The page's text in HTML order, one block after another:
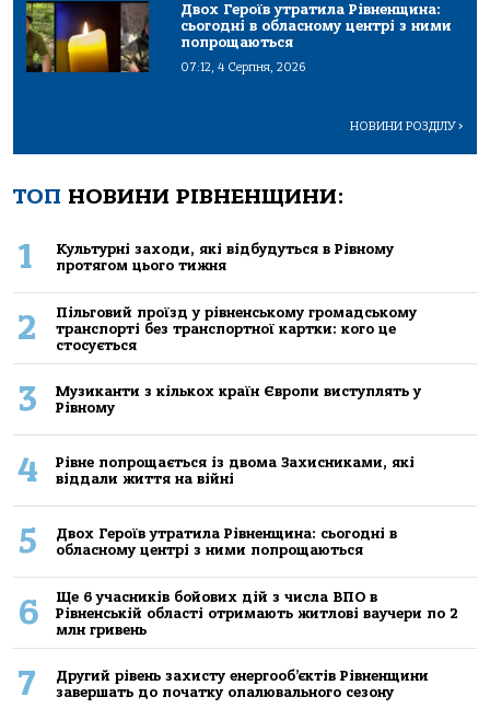
Двох Героїв утратила Рівненщина:
сьогодні в обласному центрі з ними
попрощаються
07:12, 4 Серпня, 2026
НОВИНИ РОЗДІЛУ>
ТОП НОВИНИ РІВНЕНЩИНИ:
1
Культурні заходи, які відбудуться в Рівному
протягом цього тижня
2
Пільговий проїзд у рівненському громадському
транспорті без транспортної картки: кого це
стосується
3
Музиканти з кількох країн Європи виступлять у
Рівному
4
Рівне попрощається із двома Захисниками, які
віддали життя на війні
5
Двох Героїв утратила Рівненщина: сьогодні в
обласному центрі з ними попрощаються
6
Ще 6 учасників бойових дій з числа ВПО в
Рівненській області отримають житлові ваучери по 2
млн гривень
7
Другий рівень захисту енергооб’єктів Рівненщини
завершать до початку опалювального сезону